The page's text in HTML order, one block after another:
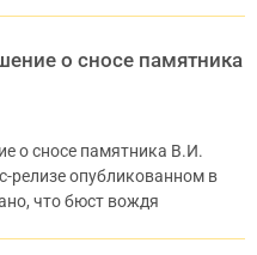
о сносе памятника
о сносе памятника В.И.
релизе опубликованном в
что бюст вождя